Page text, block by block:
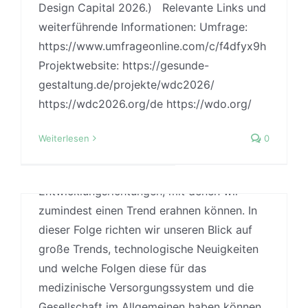
Design Capital 2026.) Relevante Links und
weiterführende Informationen: Umfrage:
https://www.umfrageonline.com/c/f4dfyx9h
Projektwebsite: https://gesunde-
gestaltung.de/projekte/wdc2026/
https://wdc2026.org/de https://wdo.org/
Weiterlesen 0
gesundheitsfördernden Gestaltung
VonJonas | 21 November, 2025 | Podcast,Trends
und Entwicklungen,Uncategorized,Wissenschaft
Wie wird sich das Gesundheitssystem,
therapeutische Einrichtungen und Abläufe in
Zukunft verändern? Niemand kann die
Zukunft vorhersagen, doch Einblicke in
Entwicklungsrichtungen, mit denen wir
zumindest einen Trend erahnen können. In
dieser Folge richten wir unseren Blick auf
große Trends, technologische Neuigkeiten
und welche Folgen diese für das
medizinische Versorgungssystem und die
News 06/25: Kooperation und
Zusammenarbeit
Von 2 Juli, 2025
newsletter 06/25 Ob bei der Gestaltung von
Wartezimmern, Therapieräumen oder
Gestaltung stellt uns vor komplexe
systemischen Anforderungen. Um diesen
gute Ideen, sondern auch die
Zusammenarbeit unterschiedlicher
Perspektiven und Expertisen.
Gesundheitsfördernde Gestaltung lebt vom
#29) Gabriel Dörner zu Co-Creation,